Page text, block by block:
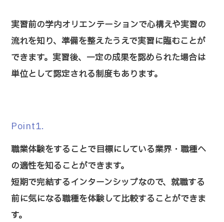
実習前の学内オリエンテーションで心構えや実習の
流れを知り、準備を整えたうえで実習に臨むことが
できます。実習後、一定の成果を認められた場合は
単位として認定される制度もあります。
Point1.
職業体験をすることで目標にしている業界・職種へ
の適性を知ることができます。
短期で完結するインターンシップなので、就職する
前に気になる職種を体験して比較することができま
す。